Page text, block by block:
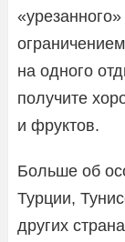
на одного
получите
и фруктов.
Больше об
Турции,
других